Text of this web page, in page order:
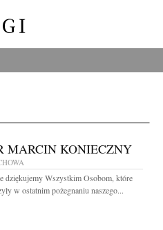
MARCIN KONIECZNY
dziękujemy Wszystkim Osobom, które
w ostatnim pożegnaniu naszego...